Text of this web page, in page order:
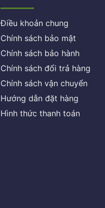
Điều khoản chung
Chính sách bảo mật
Chính sách bảo hành
Chính sách đổi trả hàng
Chính sách vận chuyển
Hướng dẫn đặt hàng
Hình thức thanh toán